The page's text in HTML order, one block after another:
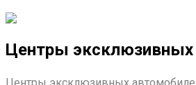
Центры
Центры эксклюзивных